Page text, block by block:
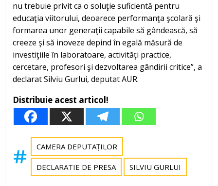
nu trebuie privit ca o soluţie suficientă pentru
educaţia viitorului, deoarece performanţa şcolară şi
formarea unor generaţii capabile să gândească, să
creeze şi să inoveze depind în egală măsură de
investiţiile în laboratoare, activităţi practice,
cercetare, profesori şi dezvoltarea gândirii critice”, a
declarat Silviu Gurlui, deputat AUR.
Distribuie acest articol!
CAMERA DEPUTAȚILOR
DECLARATIE DE PRESA SILVIU GURLUI